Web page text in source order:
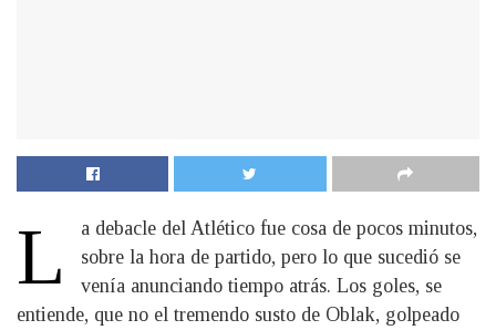
L
a debacle del Atlético fue cosa de pocos minutos,
sobre la hora de partido, pero lo que sucedió se
venía anunciando tiempo atrás. Los goles, se
entiende, que no el tremendo susto de Oblak, golpeado